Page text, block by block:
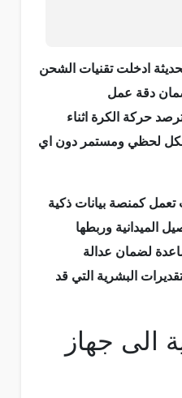
ادخلت تقنيات الشحن
دقة عمل
حركة الكرة اثناء
بشكل لحظي ومستمر دون اي
تعمل كمنصة بيانات ذكية
الميدانية وربطها
لضمان عدالة
البشرية التي قد
الى جهاز